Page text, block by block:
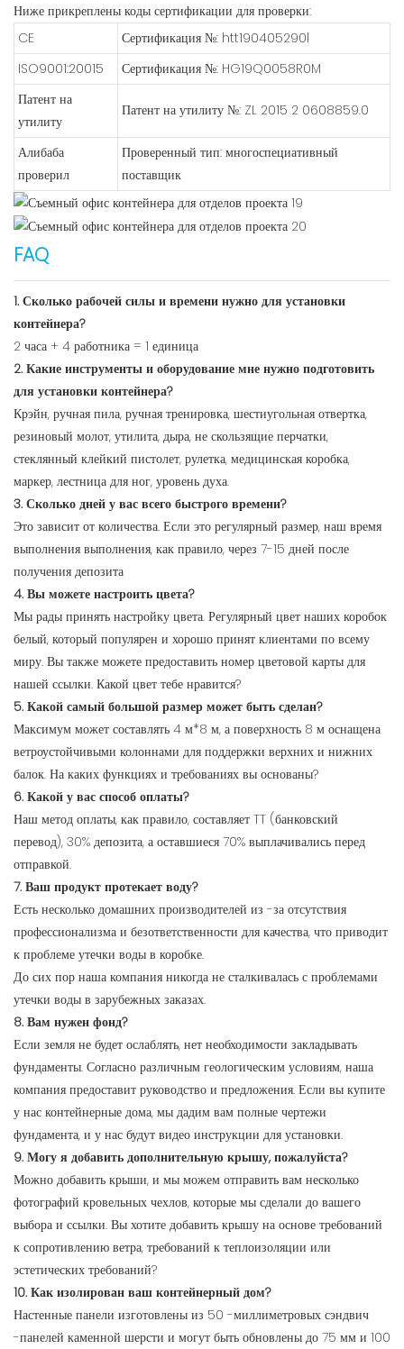
Ниже прикреплены коды сертификации для проверки:
CE
Сертификация №: htt190405290l
ISO9001:20015
Сертификация №: HG19Q0058R0M
Патент на
утилиту
Патент на утилиту №: ZL 2015 2 0608859.0
Алибаба
проверил
Проверенный тип: многоспециативный
поставщик
FAQ
1. Сколько рабочей силы и времени нужно для установки
контейнера?
2 часа + 4 работника = 1 единица
2. Какие инструменты и оборудование мне нужно подготовить
для установки контейнера?
Крэйн, ручная пила, ручная тренировка, шестиугольная отвертка,
резиновый молот, утилита, дыра, не скользящие перчатки,
стеклянный клейкий пистолет, рулетка, медицинская коробка,
маркер, лестница для ног, уровень духа.
3. Сколько дней у вас всего быстрого времени?
Это зависит от количества. Если это регулярный размер, наш время
выполнения выполнения, как правило, через 7-15 дней после
получения депозита
4. Вы можете настроить цвета?
Мы рады принять настройку цвета. Регулярный цвет наших коробок
белый, который популярен и хорошо принят клиентами по всему
миру. Вы также можете предоставить номер цветовой карты для
нашей ссылки. Какой цвет тебе нравится?
5. Какой самый большой размер может быть сделан?
Максимум может составлять 4 м*8 м, а поверхность 8 м оснащена
ветроустойчивыми колоннами для поддержки верхних и нижних
балок. На каких функциях и требованиях вы основаны?
6. Какой у вас способ оплаты?
Наш метод оплаты, как правило, составляет TT (банковский
перевод), 30% депозита, а оставшиеся 70% выплачивались перед
отправкой.
7. Ваш продукт протекает воду?
Есть несколько домашних производителей из -за отсутствия
профессионализма и безответственности для качества, что приводит
к проблеме утечки воды в коробке.
До сих пор наша компания никогда не сталкивалась с проблемами
утечки воды в зарубежных заказах.
8. Вам нужен фонд?
Если земля не будет ослаблять, нет необходимости закладывать
фундаменты. Согласно различным геологическим условиям, наша
компания предоставит руководство и предложения. Если вы купите
у нас контейнерные дома, мы дадим вам полные чертежи
фундамента, и у нас будут видео инструкции для установки.
9. Могу я добавить дополнительную крышу, пожалуйста?
Можно добавить крыши, и мы можем отправить вам несколько
фотографий кровельных чехлов, которые мы сделали до вашего
выбора и ссылки. Вы хотите добавить крышу на основе требований
к сопротивлению ветра, требований к теплоизоляции или
эстетических требований?
10. Как изолирован ваш контейнерный дом?
Настенные панели изготовлены из 50 -миллиметровых сэндвич
-панелей каменной шерсти и могут быть обновлены до 75 мм и 100